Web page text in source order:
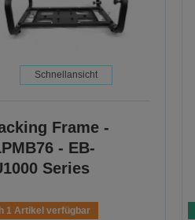
Schnellansicht
Frame -
- EB-
Series
1 Artikel verfügbar